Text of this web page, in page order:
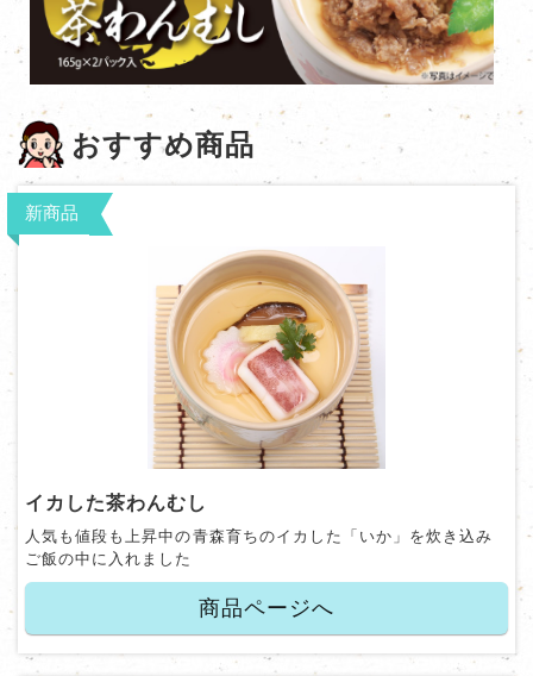
おすすめ商品
新商品
イカした茶わんむし
人気も値段も上昇中の青森育ちのイカした「いか」を炊き込み
ご飯の中に入れました
商品ページへ